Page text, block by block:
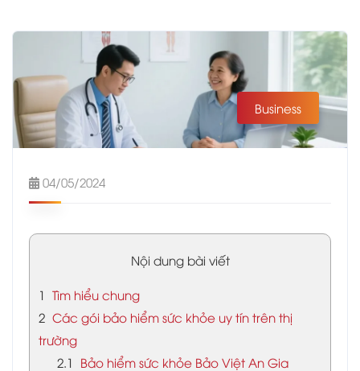
Business
04/05/2024
Nội dung bài viết
1 Tìm hiểu chung
2 Các gói bảo hiểm sức khỏe uy tín trên thị
trường
2.1
Bảo hiểm sức khỏe Bảo Việt An Gia